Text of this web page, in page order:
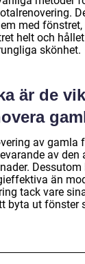
med
helt och
skönhet.
är de
av gamla
av
än
tack vare
byta ut fönster